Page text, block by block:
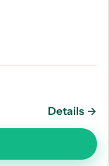
Details →